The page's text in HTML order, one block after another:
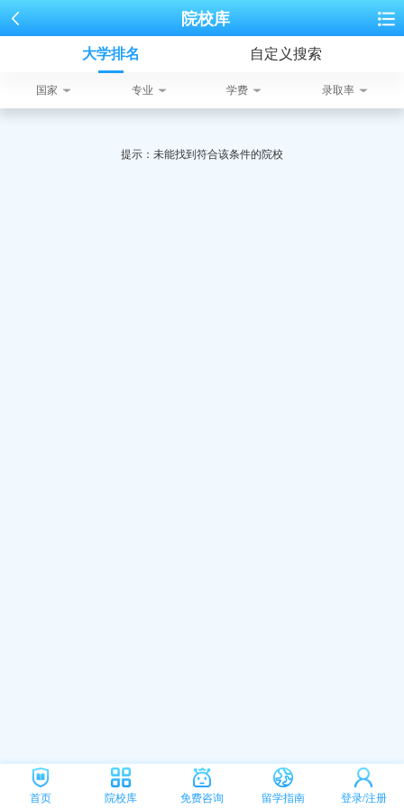
院校库
大学排名 自定义搜索
国家 专业 学费 录取率
提示：未能找到符合该条件的院校
首页 院校库 免费咨询 留学指南 登录/注册